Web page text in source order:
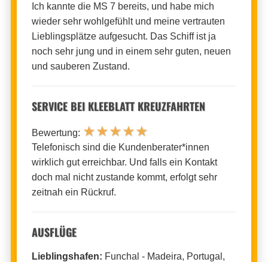
Ich kannte die MS 7 bereits, und habe mich
wieder sehr wohlgefühlt und meine vertrauten
Lieblingsplätze aufgesucht. Das Schiff ist ja
noch sehr jung und in einem sehr guten, neuen
und sauberen Zustand.
SERVICE BEI KLEEBLATT KREUZFAHRTEN
Bewertung: ★★★★★
Telefonisch sind die Kundenberater*innen
wirklich gut erreichbar. Und falls ein Kontakt
doch mal nicht zustande kommt, erfolgt sehr
zeitnah ein Rückruf.
AUSFLÜGE
Lieblingshafen: Funchal - Madeira, Portugal,